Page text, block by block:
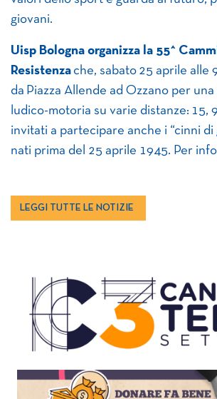
giovani.
Uisp Bologna organizza la 55^
Resistenza che, sabato 25 aprile alle
da Piazza Allende ad Ozzano per
ludico-motoria su varie distanze: 15,
invitati a partecipare anche i “cinni di
nati prima del 25 aprile 1945. Per info
LEGGI TUTTE LE NOTIZIE